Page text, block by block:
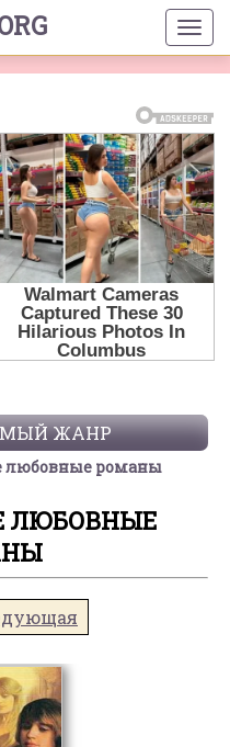
ЖАНР
любовные романы
ЛЮБОВНЫЕ